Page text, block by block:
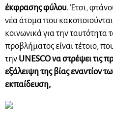
έκφρασης φύλου. Έτσι,
νέα άτομα που
κοινωνικά για την ταυτότητα
προβλήματος είναι τέτοιο,
την UNESCO να στρέψει τις
εξάλειψη της βίας εναντίον
εκπαίδευση,